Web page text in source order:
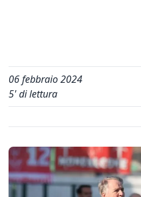
06 febbraio 2024
5' di lettura